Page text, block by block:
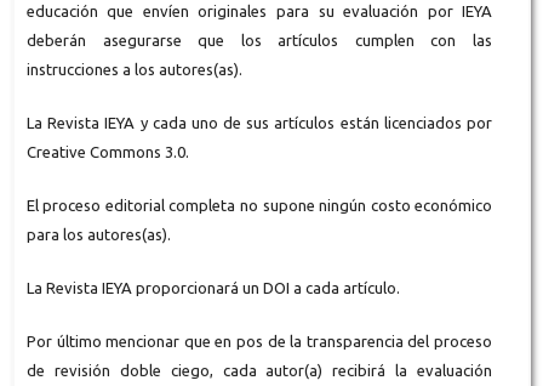
educación que envíen originales para su evaluación por IEYA
deberán asegurarse que los artículos cumplen con las
instrucciones a los autores(as).
La Revista IEYA y cada uno de sus artículos están licenciados por
Creative Commons 3.0.
El proceso editorial completa no supone ningún costo económico
para los autores(as).
La Revista IEYA proporcionará un DOI a cada artículo.
Por último mencionar que en pos de la transparencia del proceso
de revisión doble ciego, cada autor(a) recibirá la evaluación